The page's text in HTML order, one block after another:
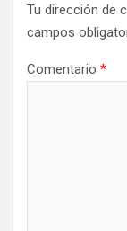
Tu dirección de
campos
Comentario *